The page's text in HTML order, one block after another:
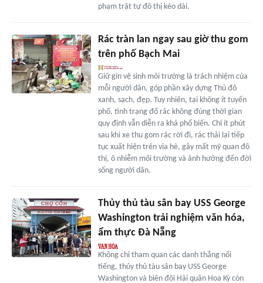
phạm trật tự đô thị kéo dài.
Rác tràn lan ngay sau giờ thu gom
trên phố Bạch Mai
Giữ gìn vệ sinh môi trường là trách nhiệm của
mỗi người dân, góp phần xây dựng Thủ đô
xanh, sạch, đẹp. Tuy nhiên, tại không ít tuyến
phố, tình trạng đổ rác không đúng thời gian
quy định vẫn diễn ra khá phổ biến. Chỉ ít phút
sau khi xe thu gom rác rời đi, rác thải lại tiếp
tục xuất hiện trên vỉa hè, gây mất mỹ quan đô
thị, ô nhiễm môi trường và ảnh hưởng đến đời
sống người dân.
Thủy thủ tàu sân bay USS George
Washington trải nghiệm văn hóa,
ẩm thực Đà Nẵng
Không chỉ tham quan các danh thắng nổi
tiếng, thủy thủ tàu sân bay USS George
Washington và biên đội Hải quân Hoa Kỳ còn